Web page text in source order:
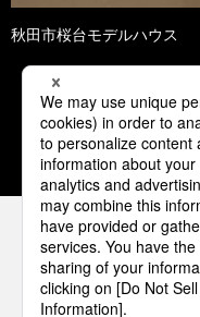
秋田市桜台モデルハウス
1 2
パナソニック